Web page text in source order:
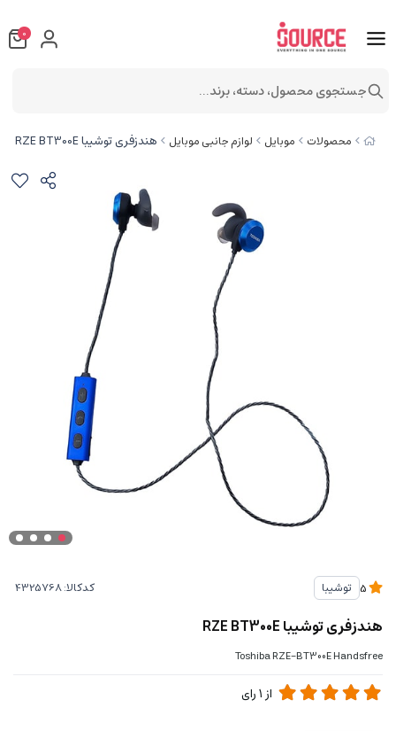
محصولات موبایل لوازم جانبی موبایل هندزفری توشیبا RZE BT300E
توشیبا کدکالا:
هندزفری توشیبا RZE BT300E
Toshiba RZE-BT300E Handsfree
از 1رای
0
جستجوی محصول، دسته، برند...